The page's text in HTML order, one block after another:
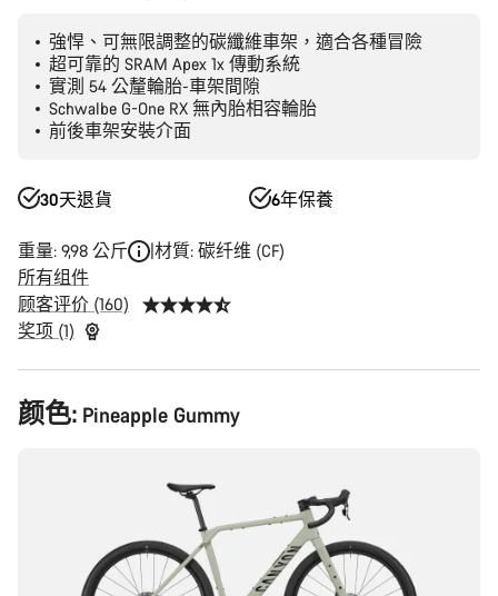
強悍、可無限調整的碳纖維車架，適合各種冒險
超可靠的 SRAM Apex 1x 傳動系統
實測 54 公釐輪胎-車架間隙
Schwalbe G-One RX 無內胎相容輪胎
前後車架安裝介面
30天退貨 6年保養
重量: 9,98 公斤
材質: 碳纤维 (CF)
所有组件
顾客评价 (160)
奖项 (1)
产
品
颜色: Pineapple Gummy